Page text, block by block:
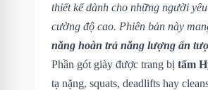
thiết kế dành cho những người
cường độ cao. Phiên bản này
năng hoàn trả năng lượng ấn
Phần gót giày được trang bị tấm
tạ nặng, squats, deadlifts hay